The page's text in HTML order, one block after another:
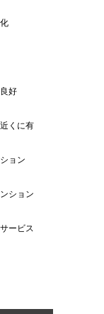
好
くに有
ョン
ション
ービス